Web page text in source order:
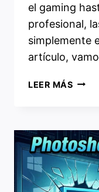
el gaming
profesional,
simplemente
artículo,
LEER MÁSLINUX
6.19
Y